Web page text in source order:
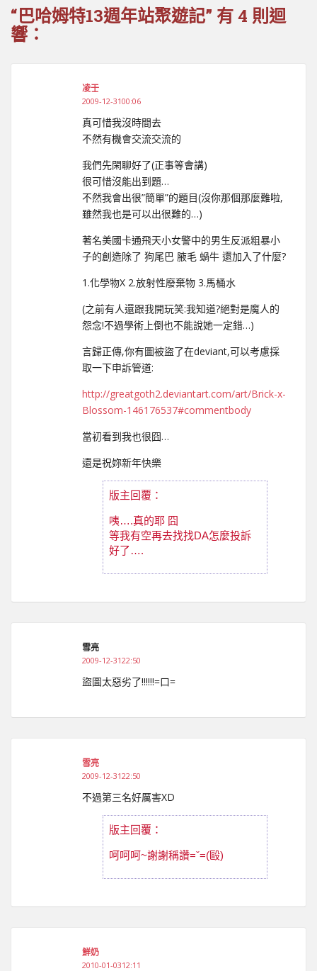
“巴哈姆特13週年站聚遊記” 有 4 則迴
響：
凌壬
2009-12-3100:06
真可惜我沒時間去
不然有機會交流交流的
我們先閑聊好了(正事等會講)
很可惜沒能出到題…
不然我會出很”簡單”的題目(沒你那個那麼難啦,
雖然我也是可以出很難的…)
著名美國卡通飛天小女警中的男生反派粗暴小
子的創造除了 狗尾巴 腋毛 蝸牛 還加入了什麼?
1.化學物X 2.放射性廢棄物 3.馬桶水
(之前有人還跟我開玩笑:我知道?絕對是魔人的
怨念!不過學術上倒也不能說她一定錯…)
言歸正傳,你有圖被盜了在deviant,可以考慮採
取一下申訴管道:
http://greatgoth2.deviantart.com/art/Brick-x-
Blossom-146176537#commentbody
當初看到我也很囧…
還是祝妳新年快樂
版主回覆：
咦….真的耶 囧
等我有空再去找找DA怎麼投訴
好了….
雪亮
2009-12-3122:50
盜圖太惡劣了!!!!!!=口=
雪亮
2009-12-3122:50
不過第三名好厲害XD
版主回覆：
呵呵呵~謝謝稱讚=ˇ=(毆)
鮮奶
2010-01-0312:11